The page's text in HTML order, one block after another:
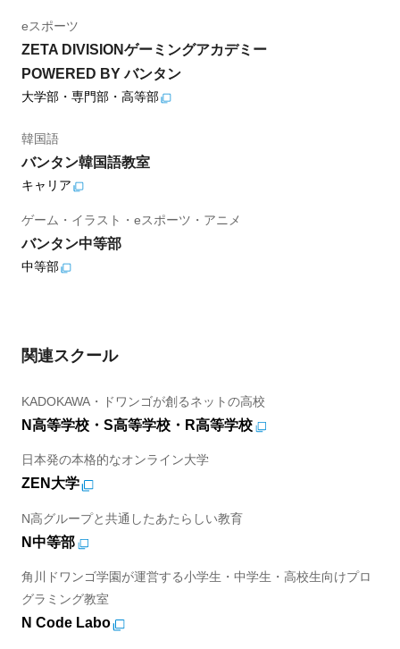
eスポーツ
ZETA DIVISIONゲーミングアカデミー
POWERED BY バンタン
大学部・専門部・高等部
韓国語
バンタン韓国語教室
キャリア
ゲーム・イラスト・eスポーツ・アニメ
バンタン中等部
中等部
関連スクール
KADOKAWA・ドワンゴが創るネットの高校
N高等学校・S高等学校・R高等学校
日本発の本格的なオンライン大学
ZEN大学
N高グループと共通したあたらしい教育
N中等部
角川ドワンゴ学園が運営する小学生・中学生・高校生向けプロ
グラミング教室
N Code Labo